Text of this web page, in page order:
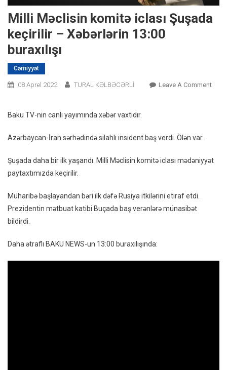
Milli Məclisin komitə iclası Şuşada
keçirilir – Xəbərlərin 13:00
buraxılışı
Cəmiyyət
08 Aprel 2022 TURAL KƏLBƏCƏRLİ Leave A CommentOn
Baku TV-nin canlı yayımında xəbər vaxtıdır.
Azərbaycan-İran sərhədində silahlı insident baş verdi. Ölən var.
Şuşada daha bir ilk yaşandı. Milli Məclisin komitə iclası mədəniyyət
paytaxtımızda keçirilir.
Müharibə başlayandan bəri ilk dəfə Rusiya itkilərini etiraf etdi.
Prezidentin mətbuat katibi Buçada baş verənlərə münasibət
bildirdi.
Daha ətraflı BAKU NEWS-un 13:00 buraxılışında: